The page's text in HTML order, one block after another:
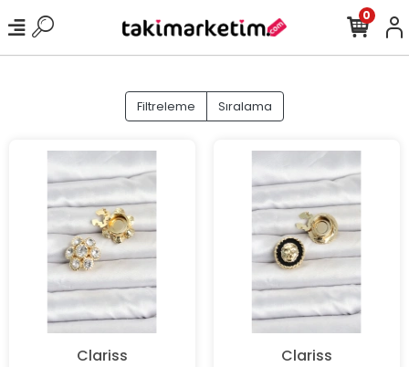
0
Filtreleme Sıralama
Clariss Clariss